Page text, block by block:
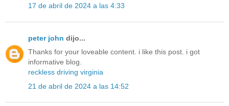
17 de abril de 2024 a las 4:33
peter john dijo...
Thanks for your loveable content. i like this post. i got
informative blog.
reckless driving virginia
21 de abril de 2024 a las 14:52